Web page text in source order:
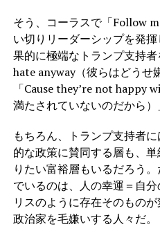
そう、コーラスで「Follow
い切りリーダーシップを発
果的に極端なトランプ支持
hate anyway（彼らはどうせ
「Cause they’re not happy
満たされていないのだから）
もちろん、トランプ支持者
的な政策に賛同する層も、
りたい富裕層もいるだろう
でいるのは、人の幸運＝自
リスのように存在そのもの
政治家を毛嫌いする人々だ。